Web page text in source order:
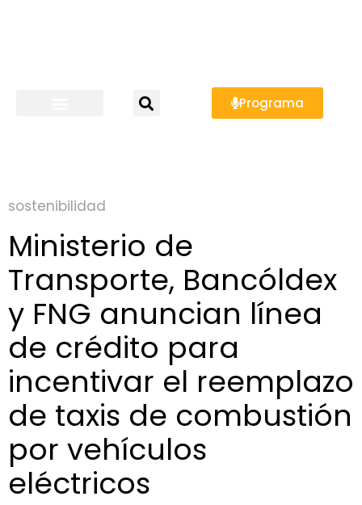
Programa
sostenibilidad
Ministerio de
Transporte, Bancóldex
y FNG anuncian línea
de crédito para
incentivar el reemplazo
de taxis de combustión
por vehículos
eléctricos